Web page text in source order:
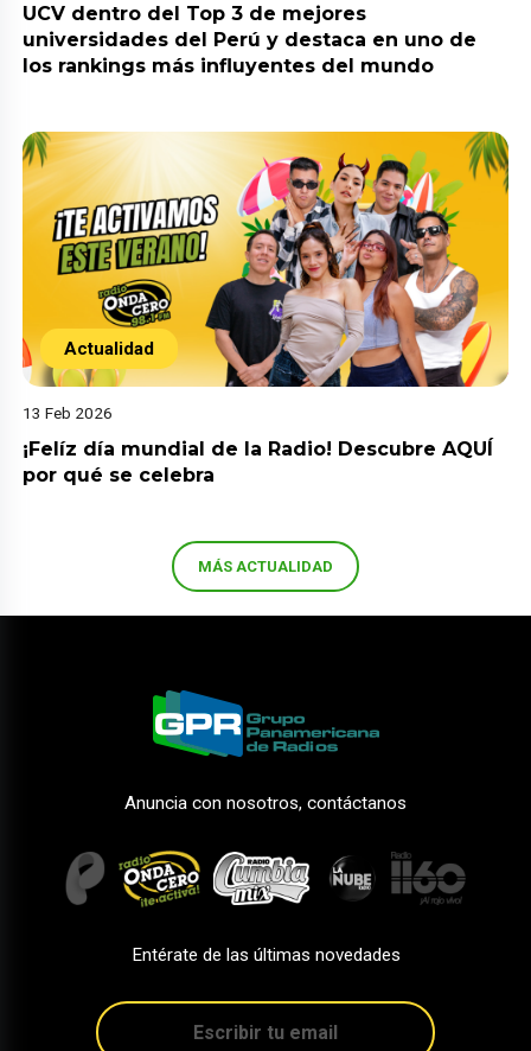
UCV dentro del Top 3 de mejores
universidades del Perú y destaca en uno de
los rankings más influyentes del mundo
Actualidad
13 Feb 2026
¡Felíz día mundial de la Radio! Descubre AQUÍ
por qué se celebra
MÁS ACTUALIDAD
Anuncia con nosotros, contáctanos
Entérate de las últimas novedades